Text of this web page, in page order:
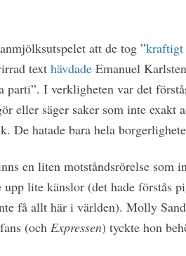
att de tog ”kraftigt
text hävdadeEmanuel
parti”. I verkligheten var det
eller säger saker som inte exakt
De hatade bara hela
en liten motståndsrörelse
lite känslor (det hade förstås
få allt här i världen). Molly
(och Expressen) tyckte hon